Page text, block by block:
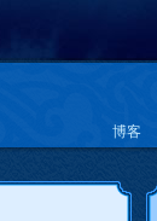
博客